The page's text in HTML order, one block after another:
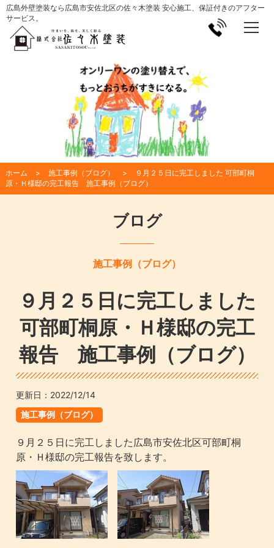
広島外壁塗装なら広島市安佐北区の佐々木塗装 安心施工、保証付きのアフター
サービス。
ホーム 施工事例（ブログ）
９月２５日に完工しました 可部町桐
原・Ｈ様邸の完工報告 施工事例（ブログ）
ブログ
施工事例（ブログ）
９月２５日に完工しました
可部町桐原・Ｈ様邸の完工
報告 施工事例（ブログ）
更新日： 2022/12/14
施工事例（ブログ）
９月２５日に完工しました広島市安佐北区可部町桐
原・Ｈ様邸の完工報告を致します。